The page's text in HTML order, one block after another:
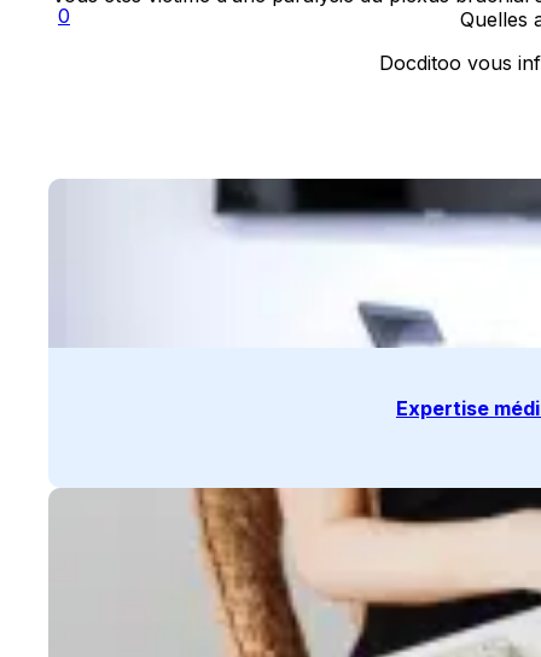
0
Quelles
Docditoo vous
Expertise